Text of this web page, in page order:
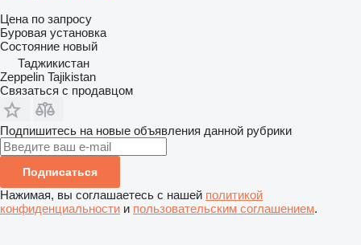
Цена по запросу
Буровая установка
Состояние новый
Таджикистан
Zeppelin Tajikistan
Связаться с продавцом
Подпишитесь на новые объявления данной рубрики
Подписаться
Нажимая, вы соглашаетесь с нашей политикой
конфиденциальности и пользовательским соглашением.